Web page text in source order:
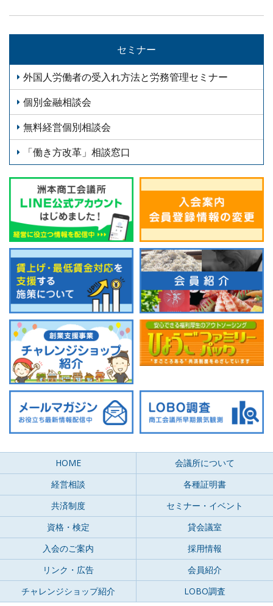
セミナー
外国人労働者の受入れ方法と労務管理セミナー
個別金融相談会
無料経営個別相談会
「働き方改革」相談窓口
HOME
会議所について
経営相談
各種証明書
共済制度
セミナー・イベント
資格・検定
貸会議室
入会のご案内
採用情報
リンク・広告
会員紹介
チャレンジショップ紹介
LOBO調査